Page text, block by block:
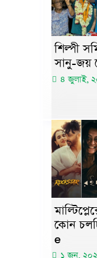
শিল্পী
সানু-জয়
৪ জুলাই,
কোন
e